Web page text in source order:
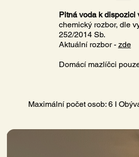
Pitná voda k dispozici
chemický rozbor, dle
252/2014 Sb.
Aktuální rozbor - zde
Domácí mazlíčci
Maximální počet osob: 6 I